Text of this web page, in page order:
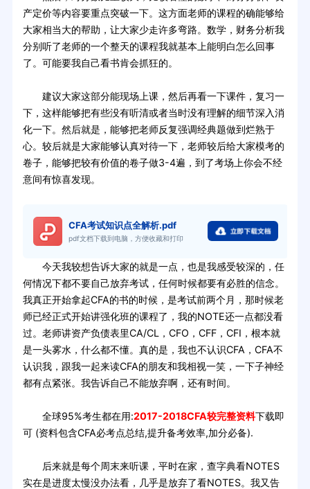
产定价等内容要重点突破一下。这方面老师的课程的确能够给
大家相当大的帮助，让大家少走许多弯路。数学，财务分析我
分别听了老师的一个整天的课程我就基本上能明白怎么回事
了。可能要我自己看书肯会抓狂的。
建议大家这部分能现场上课，然后再看一下课件，复习一
下，这样能够把有些没有听清或者当时没有理解的细节深入消
化一下。然后就是，能够把老师反复强调经典题做到烂熟于
心。较后就是大家能够认真对待一下，老师较后给大家模考的
卷子，能够把较有价值的卷子做3-4遍，到了考场上你会不经
意间有惊喜发现。
CFA考试知识点全解析.pdf
pdf文档下载到电脑，方便收藏和打印
今天我较想告诉大家的就是一点，也是我感受较深的，任
何情况下都不要自己放弃考试，任何时候都要有必胜的信念。
我真正开始拿起CFA的书的时候，是考试前两个月，那时候老
师已经正式开始讲强化班的课程了，我的NOTE还一点都没看
过。老师讲资产负债表里CA/CL，CFO，CFF，CFI，根本就
是一头雾水，什么都不懂。真的是，我也不认识CFA，CFA不
认识我，跟我一起来读CFA的朋友和我相视一笑，一下子神经
都有点紧张。我告诉自己不能放弃啊，还有时间。
全球95%考生都在用:2017-2018CFA较完整资料下载即
可 (资料包含CFA必考点总结,提升备考效率,加分必备).
后来就是每个周末来听课，平时在家，查字典看NOTES
实在是进度太慢没办法看，几乎是放弃了看NOTES。我又告